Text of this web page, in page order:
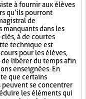
à fournir aux élèves
qu’ils pourront
de
manquants dans les
à de courtes
technique est
pour les élèves,
de libérer du temps afin
enseignées. En
que certains
peuvent se concentrer
les éléments qui